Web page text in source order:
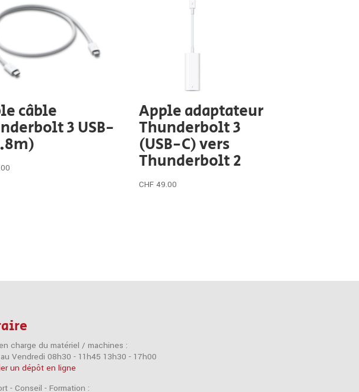
câble
3 USB-
Apple adaptateur
Thunderbolt 3
(USB-C) vers
Thunderbolt 2
CHF 49.00
charge du matériel / machines :
Vendredi 08h30 - 11h45 13h30 - 17h00
un dépôt en ligne
- Conseil - Formation :